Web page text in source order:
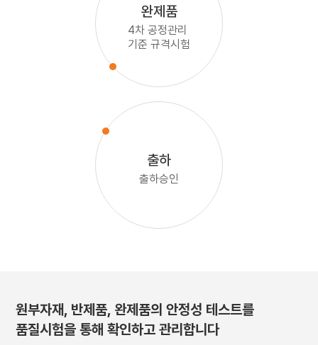
완제품
4차 공정관리
기준 규격시험
출하
출하승인
원부자재, 반제품, 완제품의 안정성 테스트를
품질시험을 통해 확인하고 관리합니다